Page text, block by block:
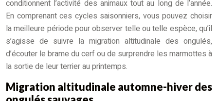
conditionnent l’activité des animaux tout au long de l’année.
En comprenant ces cycles saisonniers, vous pouvez choisir
la meilleure période pour observer telle ou telle espèce, qu’il
s’agisse de suivre la migration altitudinale des ongulés,
d’écouter le brame du cerf ou de surprendre les marmottes à
la sortie de leur terrier au printemps.
Migration altitudinale automne-hiver des